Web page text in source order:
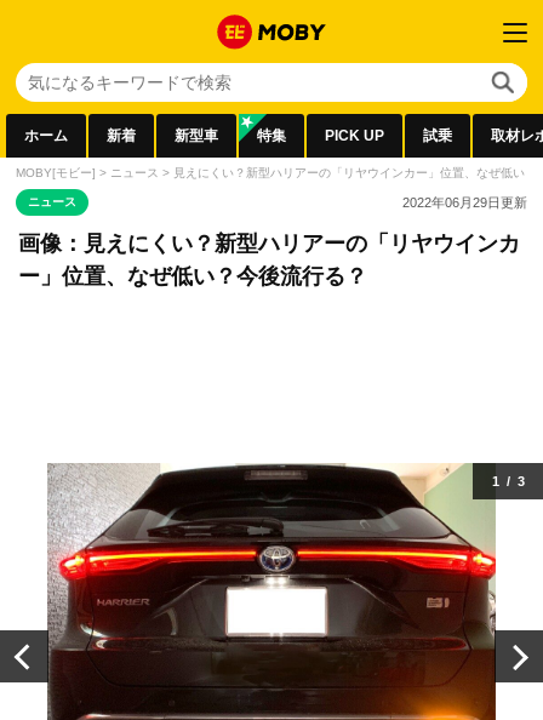
ホーム 新着 新型車 特集 PICK UP 試乗 取材レ
MOBY[モビー] > ニュース > 見えにくい？新型ハリアーの「リヤウインカー」位置、なぜ低い？
ニュース 2022年06月29日更新
画像：見えにくい？新型ハリアーの「リヤウインカ
ー」位置、なぜ低い？今後流行る？
1 / 3